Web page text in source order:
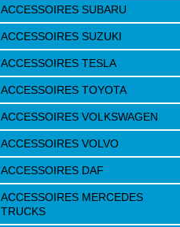
ACCESSOIRES SUBARU
ACCESSOIRES SUZUKI
ACCESSOIRES TESLA
ACCESSOIRES TOYOTA
ACCESSOIRES VOLKSWAGEN
ACCESSOIRES VOLVO
ACCESSOIRES DAF
ACCESSOIRES MERCEDES
TRUCKS